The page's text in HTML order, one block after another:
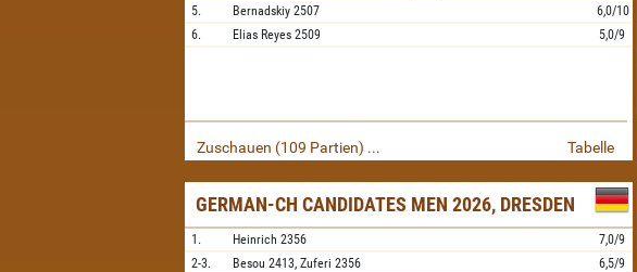
5.
Bernadskiy 2507
6,0/10
6.
Elias Reyes 2509 5,0/9
Zuschauen (109 Partien) ... Tabelle
GERMAN-CH CANDIDATES MEN 2026, DRESDEN
1. Heinrich 2356
7,0/9
2-3.
Besou 2413,Zuferi 2356
6,5/9